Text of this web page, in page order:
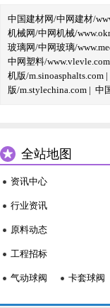
中国建材网/中网建材/
机械网/中网机械/
玻璃网/中网玻璃/
中网塑料/www.vlevle.com
机版/m.sinoasphalts.com |
版/m.stylechina.com | 中
全站地图
资讯中心
行业资讯
原料动态
工程招标
气动球阀 卡套球阀